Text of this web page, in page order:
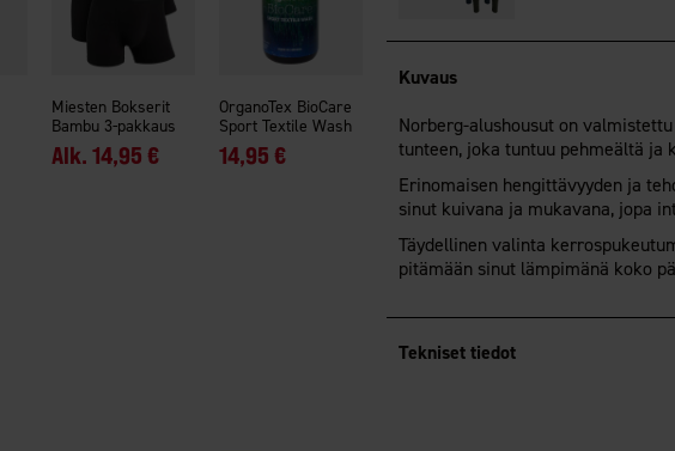
Miesten Bokserit
Bambu 3-pakkaus
Alk. 14,95 €
OrganoTex BioCare
Sport Textile Wash
14,95 €
Kuvaus
Norberg-alushousut on
tunteen, joka tuntuu pehmeältä ja
Erinomaisen hengittävyyden ja
sinut kuivana ja mukavana, jopa
Täydellinen valinta
pitämään sinut lämpimänä koko
Tekniset tiedot